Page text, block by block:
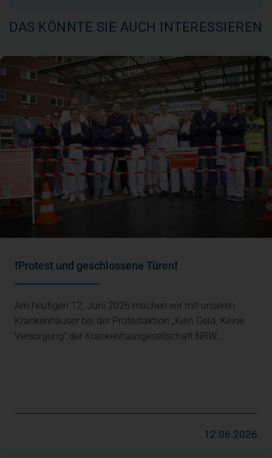
DAS KÖNNTE SIE AUCH INTERESSIEREN
❗Protest und geschlossene Türen❗
Am heutigen 12. Juni 2026 machen wir mit unseren
Krankenhäuser bei der Protestaktion „Kein Geld. Keine
Versorgung“ der Krankenhausgesellschaft NRW…
12.06.2026